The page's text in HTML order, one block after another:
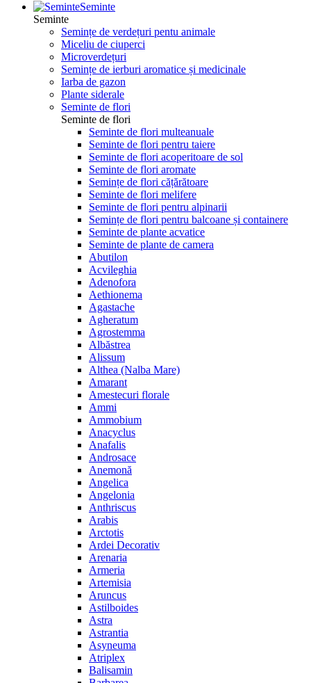
Seminte
Seminte
Semințe de verdețuri pentu animale
Miceliu de ciuperci
Microverdețuri
Semințe de ierburi aromatice și medicinale
Iarba de gazon
Plante siderale
Seminte de flori
Seminte de flori
Seminte de flori multeanuale
Seminte de flori pentru taiere
Seminte de flori acoperitoare de sol
Seminte de flori aromate
Semințe de flori cățărătoare
Seminte de flori melifere
Seminte de flori pentru alpinarii
Semințe de flori pentru balcoane și containere
Seminte de plante acvatice
Seminte de plante de camera
Abutilon
Acvileghia
Adenofora
Aethionema
Agastache
Agheratum
Agrostemma
Albăstrea
Alissum
Althea (Nalba Mare)
Amarant
Amestecuri florale
Ammi
Ammobium
Anacyclus
Anafalis
Androsace
Anemonă
Angelica
Angelonia
Anthriscus
Arabis
Arctotis
Ardei Decorativ
Arenaria
Armeria
Artemisia
Aruncus
Astilboides
Astra
Astrantia
Asyneuma
Atriplex
Balisamin